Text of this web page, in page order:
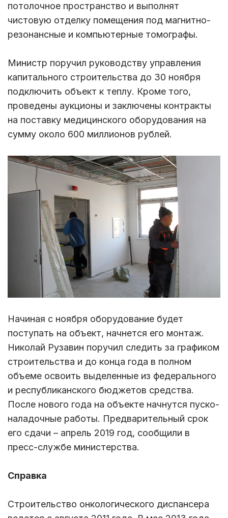
потолочное пространство и выполнят
чистовую отделку помещения под магнитно-
резонансные и компьютерные томографы.
Министр поручил руководству управления
капитального строительства до 30 ноября
подключить объект к теплу. Кроме того,
проведены аукционы и заключены контракты
на поставку медицинского оборудования на
сумму около 600 миллионов рублей.
Начиная с ноября оборудование будет
поступать на объект, начнется его монтаж.
Николай Рузавин поручил следить за графиком
строительства и до конца года в полном
объеме освоить выделенные из федерального
и республиканского бюджетов средства.
После нового года на объекте начнутся пуско-
наладочные работы. Предварительный срок
его сдачи – апрель 2019 год, сообщили в
пресс-службе министерства.
Справка
Строительство онкологического диспансера